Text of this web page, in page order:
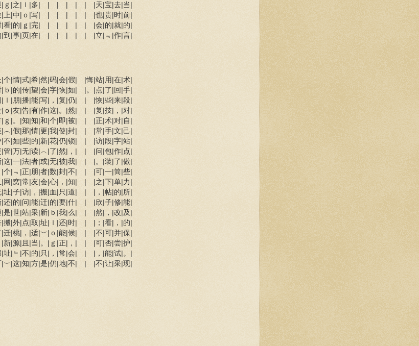
眼|ｇ|之|ｌ|多| | | | | | |天|宝|去|当|
被|上|中|ｏ|写| | | | | | |也|贵|时|前|
|看|的|ｇ|完| | | | | | |会|的|就|的|
|到|事|页|在| | | | | | |立|﹃|作|言|
情|式|希|然|码|会|假| |悔|站|用|在|术|
的|传|望|会|字|恢|如| |。|点|了|回|手|
|朋|播|能|写|，|复|仍| | |恢|些|来|段|
|友|告|有|作|这|。|然| | |复|技|，|对|
|知|知|和|个|即|被| | |正|术|对|自|
假|那|情|更|我|使|封| | |常|手|文|己|
|如|些|的|新|花|仍|锁| | |访|段|字|站|
|万|无|读|︵|了|然|，| | |问|包|作|点|
|一|法|者|或|无|被|我| | |。|装|了|做|
|﹃|正|朋|者|数|封|不| | |可|一|简|些|
|窝|常|友|会|心|，|知| | |之|下|单|力|
|子|访|，|搬|血|只|道| | |，|帖|的|所|
|的|问|能|迁|的|要|什| | |欣|子|修|能|
|站|采|新|ｂ|我|么| | |然|，|改|及|
|点|取|址|ｌ|还|时| | |；|看|，|的|
|，|适|︶|ｏ|能|候| | |不|可|并|保|
|且|当|。|ｇ|正|，| | |可|否|尝|护|
不|的|只|，|常|会| | |，|能|试|。|
|知|方|是|仍|地|不| | |不|让|采|现|